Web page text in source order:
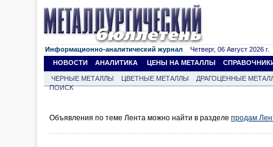
Информационно-аналитический журнал Четверг, 06 Август 2026 г.
НОВОСТИ
АНАЛИТИКА ЦЕНЫ НА МЕТАЛЛЫ
ЧЕРНЫЕ МЕТАЛЛЫ ЦВЕТНЫЕ МЕТАЛЛЫ
ДРАГОЦЕННЫЕ
ПОИСК
Объявления по теме Лента можно найти в разделе продам